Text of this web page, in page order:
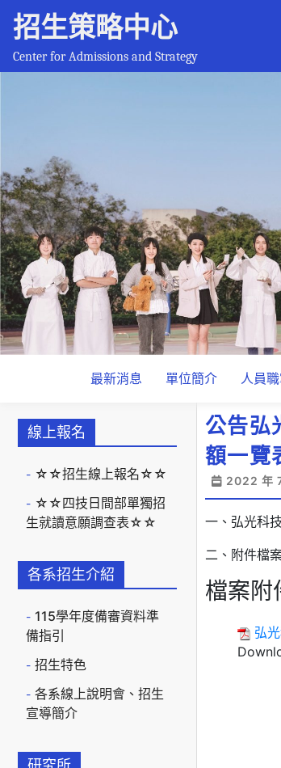
招生策略中心
Center for Admissions and Strategy
最新消息 單位簡介 人員
線上報名
☆☆招生線上報名☆☆
☆☆四技日間部單獨招
生就讀意願調查表☆☆
各系招生介紹
115學年度備審資料準
備指引
招生特色
各系線上說明會、招生
宣導簡介
公告弘
額一覽
2022 年
一、弘光科
二、附件檔
檔案附
弘